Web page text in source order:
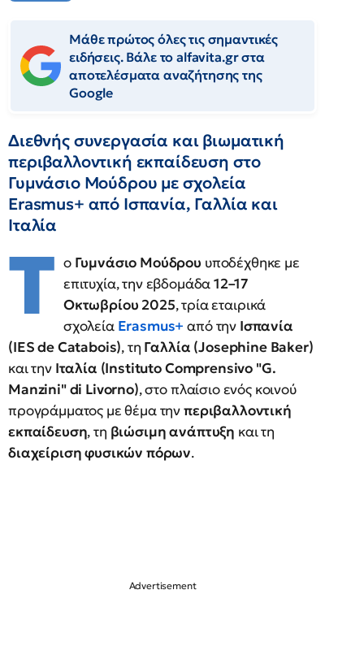
Μάθε πρώτος όλες τις σημαντικές
ειδήσεις. Βάλε το alfavita.gr στα
αποτελέσματα αναζήτησης της
Google
Διεθνής συνεργασία και βιωματική
περιβαλλοντική εκπαίδευση στο
Γυμνάσιο Μούδρου με σχολεία
Erasmus+ από Ισπανία, Γαλλία και
Ιταλία
Τ ο Γυμνάσιο Μούδρου υποδέχθηκε με
επιτυχία, την εβδομάδα12–17
Οκτωβρίου 2025, τρία εταιρικά
σχολεία Erasmus+ από την Ισπανία
(IES de Catabois), τη Γαλλία (Josephine Baker)
και την Ιταλία (Instituto Comprensivo "G.
Manzini" di Livorno), στο πλαίσιο ενός κοινού
προγράμματος με θέμα τηνπεριβαλλοντική
εκπαίδευση, τη βιώσιμη ανάπτυξη και τη
διαχείριση φυσικών πόρων.